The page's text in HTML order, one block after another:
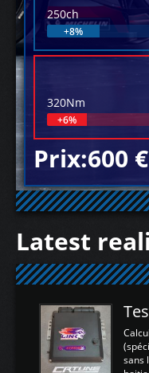
250ch
+8%
320Nm
+6%
Prix:600 €
Latest
sans